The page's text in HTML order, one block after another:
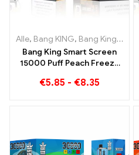
Alle, Bang KING, Bang King Smart Screen 15000 Puff
Bang King Smart Screen
15000 Puff Peach Freeze
€5.85 - €8.35